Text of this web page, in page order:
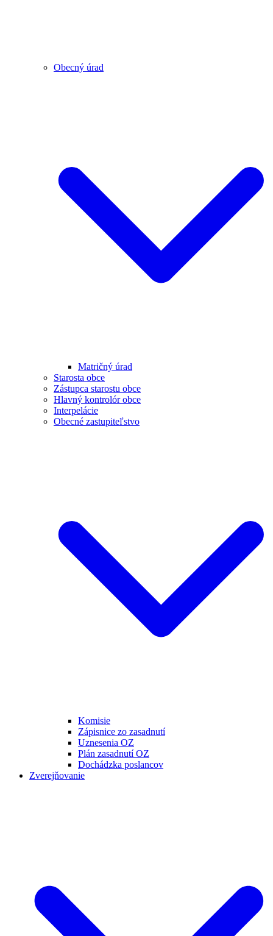
Obecný úrad
Matričný úrad
Starosta obce
Zástupca starostu obce
Hlavný kontrolór obce
Interpelácie
Obecné zastupiteľstvo
Komisie
Zápisnice zo zasadnutí
Uznesenia OZ
Plán zasadnutí OZ
Dochádzka poslancov
Zverejňovanie